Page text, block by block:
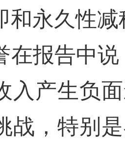
和永久性
报告中说
入产生负
战，特别